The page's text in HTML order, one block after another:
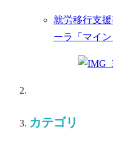
就労移行支援
ーラ「マイ
カテゴリ